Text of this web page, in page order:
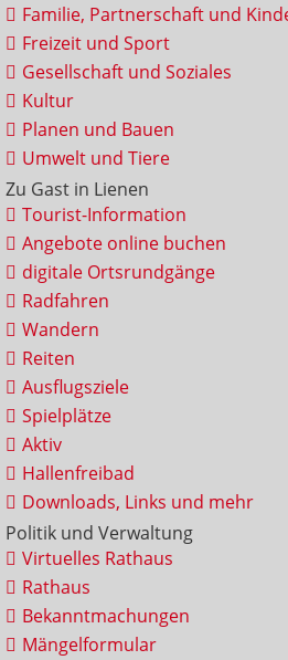
Familie, Partnerschaft und
Freizeit und Sport
Gesellschaft und Soziales
Kultur
Planen und Bauen
Umwelt und Tiere
Zu Gast in Lienen
Tourist-Information
Angebote online buchen
digitale Ortsrundgänge
Radfahren
Wandern
Reiten
Ausflugsziele
Spielplätze
Aktiv
Hallenfreibad
Downloads, Links und mehr
Politik und Verwaltung
Virtuelles Rathaus
Rathaus
Bekanntmachungen
Mängelformular